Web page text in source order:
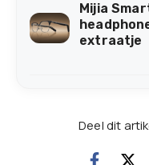
Mijia
extraatje
Deel dit